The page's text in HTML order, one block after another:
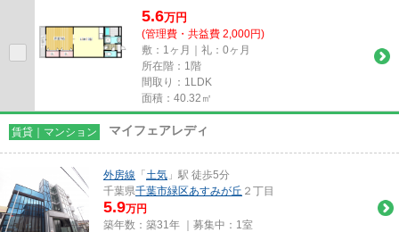
5.6万円
(管理費・共益費 2,000円)
敷：1ヶ月｜礼：0ヶ月
所在階：1階
間取り：1LDK
面積：40.32㎡
賃貸｜マンション マイフェアレディ
外房線 「 土気 」駅 徒歩5分
千葉県千葉市緑区あすみが丘 ２丁目
5.9万円
築年数：築31年 ｜募集中： 1室